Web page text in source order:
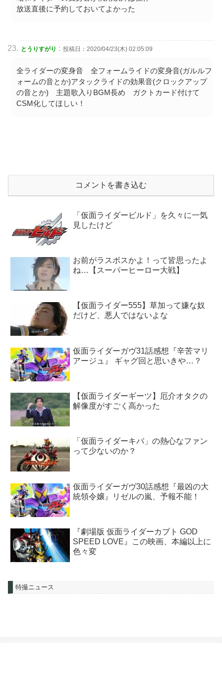
放送直後に予約しておいてよかった
とうりすがり : 投稿日：2020/04/23(木) 02:05:09
全ライダーの変身音 全フォームライドの変身音(ガルルフ
ォームの音とか)アタックライドの効果音(クロックアップ
の音とか) 主題歌入りBGM長め ガクトカード付けて
CSM化してほしい！
コメントを書き込む
「仮面ライダービルド」を久々に一気
見したけど
お前がラスボスかよ！って皆思ったよ
ね…【スーパーヒーロー大戦】
【仮面ライダー555】草加って嫌な奴
だけど、悪人ではないよな
仮面ライダーガヴ31話感想『辛苦マリ
アージュ』 ギャグ回と思いきや…？
【仮面ライダーギーツ】厄介オタクの
解像度がすごく高かった
「仮面ライダーキバ」の熱心なファン
って少ないのか？
仮面ライダーガヴ30話感想『最凶の大
統領令嬢』リゼルの嵐、予報不能！
『劇場版 仮面ライダーカブト GOD
SPEED LOVE』この映画、本編以上に
色々変
特撮ニュース